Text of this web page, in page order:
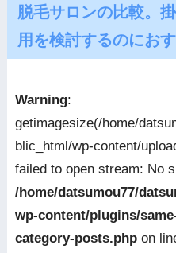
脱毛サロンの比較。
用を検討するのにお
Warning:
getimagesize(/home/
blic_html/wp-content/
failed to open stream: No
/home/datsumou77/
wp-content/plugins/
category-posts.phpon